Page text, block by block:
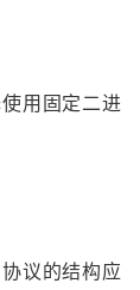
用固定二进
议的结构应